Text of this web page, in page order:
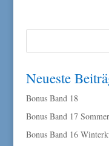
Neueste
Bonus Band 18
Bonus Band 17
Bonus Band 16